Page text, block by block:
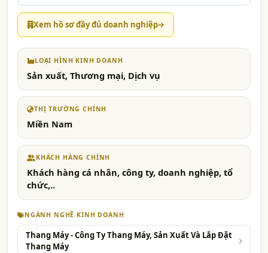
Xem hồ sơ đầy đủ doanh nghiệp
LOẠI HÌNH KINH DOANH
Sản xuất, Thương mại, Dịch vụ
THỊ TRƯỜNG CHÍNH
Miền Nam
KHÁCH HÀNG CHÍNH
Khách hàng cá nhân, công ty, doanh nghiệp, tổ
chức,..
NGÀNH NGHỀ KINH DOANH
Thang Máy - Công Ty Thang Máy, Sản Xuất Và Lắp Đặt
Thang Máy